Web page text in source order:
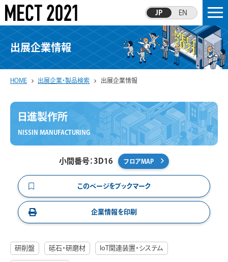
JP EN
出展企業情報
HOME 出展企業・製品検索 出展企業情報
日進製作所
NISSIN MANUFACTURING
小間番号：3D16 フロアMAP
このページをブックマーク
企業情報を印刷
研削盤 砥石・研磨材 IoT関連装置・システム